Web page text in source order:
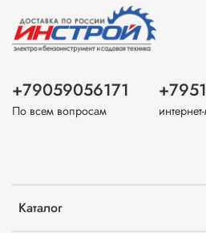
Каталог
+79059056171
По всем вопросам